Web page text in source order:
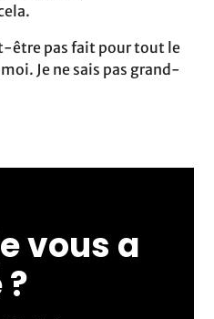
être pas fait pour tout le
Je ne sais pas grand-
vous a